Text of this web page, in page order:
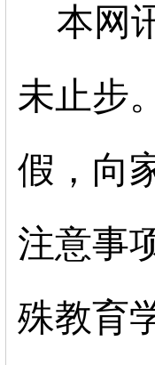
本网
未止步
假，向
注意事
殊教育